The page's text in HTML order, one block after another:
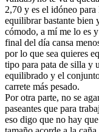
2,70 y es el idóneo
equilibrar bastante bien
cómodo, a mí me lo es
final del día cansa
por lo que sea quieres
tipo para pata de silla y
equilibrado y el
carrete más pesado.
Por otra parte, no se
paseantes que para
eso digo que no hay